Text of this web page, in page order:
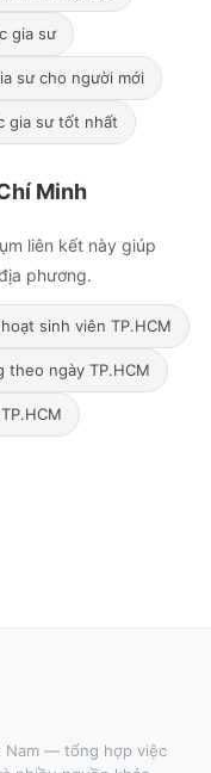
gia sư
sư cho người mới
gia sư tốt nhất
Minh
liên kết này giúp
phương.
sinh viên TP.HCM
theo ngày TP.HCM
Nam — tổng hợp việc